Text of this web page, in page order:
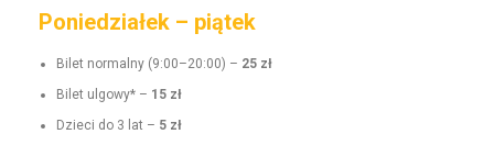
Poniedziałek – piątek
Bilet nor­mal­ny (9:00–20:00) – 25 zł
Bilet ulgo­wy* – 15 zł
Dzieci do 3 lat – 5 zł